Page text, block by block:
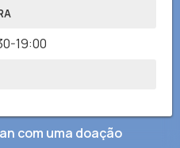
19:00
com uma doação